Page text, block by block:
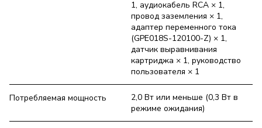
1, аудиокабель RCA × 1,
провод заземления × 1,
адаптер переменного тока
(GPE018S-120100-Z) × 1,
датчик выравнивания
картриджа × 1, руководство
пользователя × 1
Потребляемая мощность
2,0 Вт или меньше (0,3 Вт в
режиме ожидания)